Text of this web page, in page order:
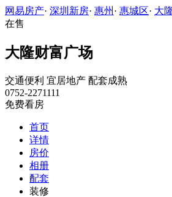
网易房产· 深圳新房· 惠州 · 惠城区· 大
在售
大隆财富广场
交通便利 宜居地产 配套成熟
0752-2271111
免费看房
首页
详情
房价
相册
配套
装修